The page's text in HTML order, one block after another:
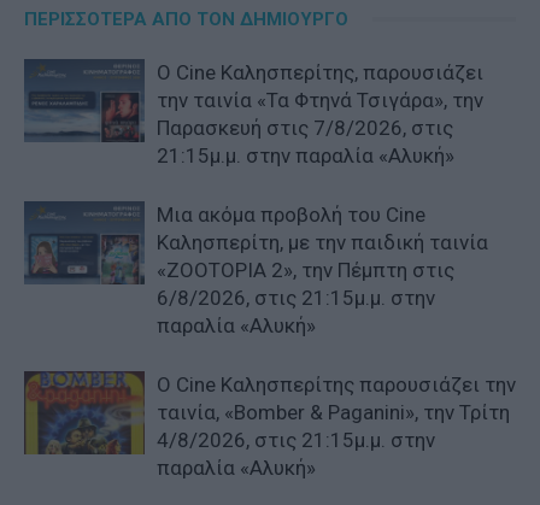
ΠΕΡΙΣΣΟΤΕΡΑ ΑΠΟ ΤΟΝ ΔΗΜΙΟΥΡΓΟ
Ο Cine Καλησπερίτης, παρουσιάζει
την ταινία «Τα Φτηνά Τσιγάρα», την
Παρασκευή στις 7/8/2026, στις
21:15μ.μ. στην παραλία «Αλυκή»
Μια ακόμα προβολή του Cine
Καλησπερίτη, με την παιδική ταινία
«ZOOTOPIA 2», την Πέμπτη στις
6/8/2026, στις 21:15μ.μ. στην
παραλία «Αλυκή»
Ο Cine Καλησπερίτης παρουσιάζει την
ταινία, «Bomber & Paganini», την Τρίτη
4/8/2026, στις 21:15μ.μ. στην
παραλία «Αλυκή»